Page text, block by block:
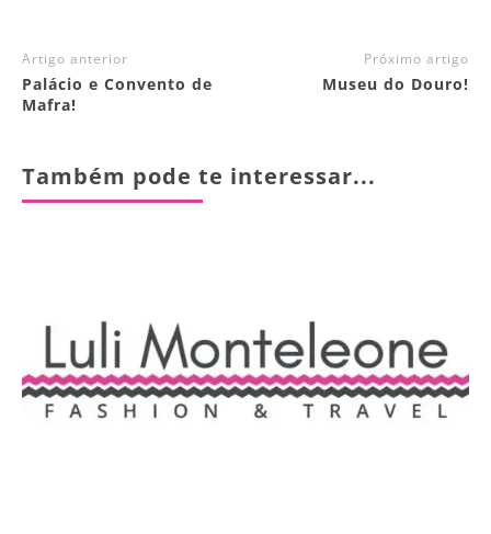
Artigo anterior
Palácio e Convento de
Mafra!
Próximo artigo
Museu do Douro!
Também pode te interessar...